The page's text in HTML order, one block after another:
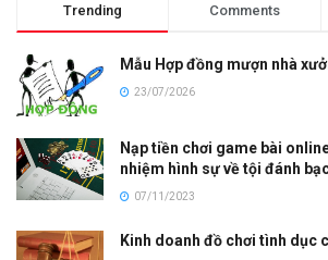
Trending Comments
Mẫu Hợp đồng mượn nhà
23/07/2026
Nạp tiền chơi game bài
nhiệm hình sự về tội đánh
07/11/2023
Kinh doanh đồ chơi tình dục